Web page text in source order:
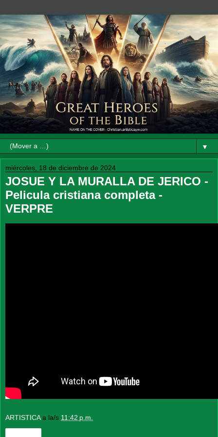
▼
miércoles, 18 de diciembre de 2024
JOSUE Y LA MURALLA DE JERICO -
Pelicula cristiana completa -
VERPRE
ARTISTICA a la/s 11:42 p.m.